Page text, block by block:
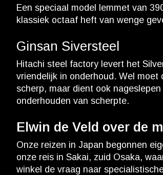
Een speciaal model lemmet van
klassiek octaaf heft van wenge
Ginsan Siversteel
Hitachi steel factory levert het
vriendelijk in onderhoud. Wel
scherp, maar dient ook
onderhouden van scherpte.
Elwin de Veld over de
Onze reizen in Japan begonnen
onze reis in Sakai, zuid Osaka,
winkel de vraag naar